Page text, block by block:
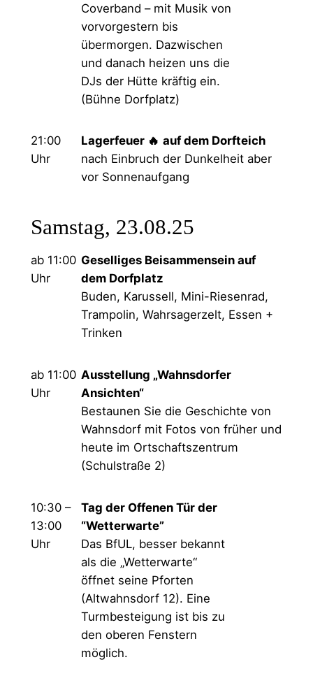
Coverband – mit Musik von
vorvorgestern bis
übermorgen. Dazwischen
und danach heizen uns die
DJs der Hütte kräftig ein.
(Bühne Dorfplatz)
21:00
Uhr
Lagerfeuer 🔥 auf dem Dorfteich
nach Einbruch der Dunkelheit aber
vor Sonnenaufgang
Samstag, 23.08.25
ab 11:00
Uhr
Geselliges Beisammensein auf
dem Dorfplatz
Buden, Karussell, Mini-Riesenrad,
Trampolin, Wahrsagerzelt, Essen +
Trinken
ab 11:00
Uhr
Ausstellung „Wahnsdorfer
Ansichten“
Bestaunen Sie die Geschichte von
Wahnsdorf mit Fotos von früher und
heute im Ortschaftszentrum
(Schulstraße 2)
10:30 –
13:00
Uhr
Tag der Offenen Tür der
“Wetterwarte”
Das BfUL, besser bekannt
als die „Wetterwarte“
öffnet seine Pforten
(Altwahnsdorf 12). Eine
Turmbesteigung ist bis zu
den oberen Fenstern
möglich.